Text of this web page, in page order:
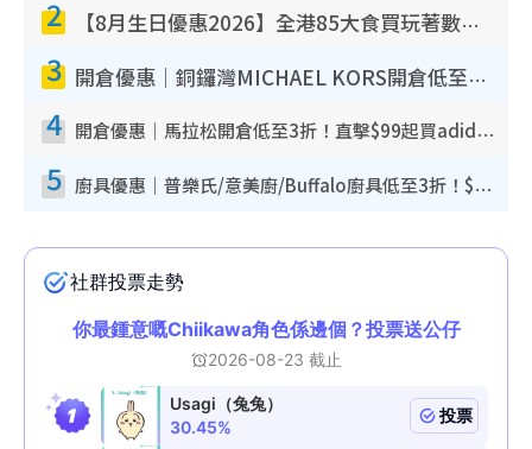
2 【8月生日優惠2026】全港85大食買玩著數攻略 自助餐/火鍋放題同行免費＋誠品/DONKI送現金券
3 開倉優惠｜銅鑼灣MICHAEL KORS開倉低至17折！直擊$500起買手袋/銀包/鞋款 必買經典Jet Set系列
4 開倉優惠｜馬拉松開倉低至3折！直擊$99起買adidas／New Balance／Puma鞋款 STANLEY保溫杯劈價至$119起
5 廚具優惠｜普樂氏/意美廚/Buffalo廚具低至3折！$89起買煎鍋／炒鑊／個人鍋 同場小家電激減至$99起